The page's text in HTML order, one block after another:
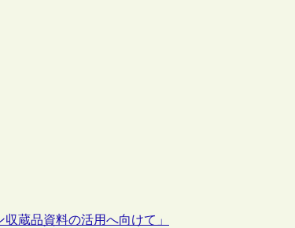
蔵品資料の活用へ向けて」